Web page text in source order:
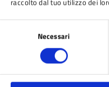
raccolto dal tuo utilizzo dei
Necessari